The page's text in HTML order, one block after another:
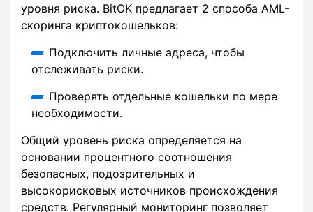
уровня риска. BitOK предлагает 2 способа AML-
скоринга криптокошельков:
Подключить личные адреса, чтобы
отслеживать риски.
Проверять отдельные кошельки по мере
необходимости.
Общий уровень риска определяется на
основании процентного соотношения
безопасных, подозрительных и
высокорисковых источников происхождения
средств. Регулярный мониторинг позволяет